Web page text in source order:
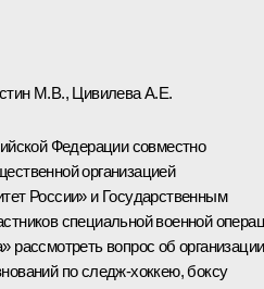
М.В., Цивилева А.Е.
Федерации совместно
организацией
России» и Государственным
специальной военной
рассмотреть вопрос об организации
по следж-хоккею, боксу